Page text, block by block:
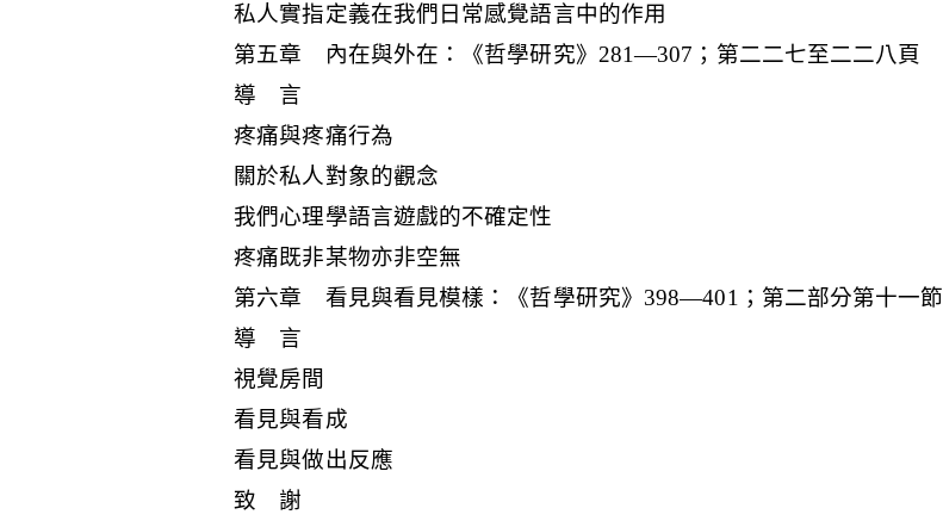
私人實指定義在我們日常感覺語言中的作用
第五章 內在與外在：《哲學研究》281—307；第二二七至二二八頁
導 言
疼痛與疼痛行為
關於私人對象的觀念
我們心理學語言遊戲的不確定性
疼痛既非某物亦非空無
第六章 看見與看見模樣：《哲學研究》398—401；第二部分第十一節
導 言
視覺房間
看見與看成
看見與做出反應
致 謝